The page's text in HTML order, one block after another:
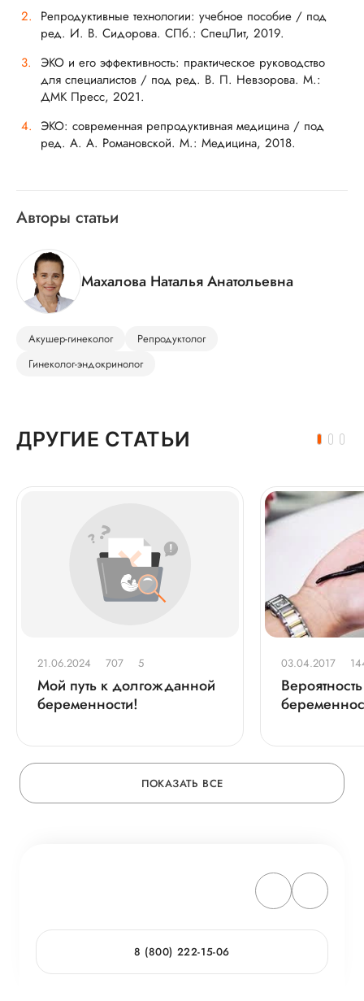
Репродуктивные технологии: учебное пособие / под
ред. И. В. Сидорова. СПб.: СпецЛит, 2019.
ЭКО и его эффективность: практическое руководство
для специалистов / под ред. В. П. Невзорова. М.:
ДМК Пресс, 2021.
ЭКО: современная репродуктивная медицина / под
ред. А. А. Романовской. М.: Медицина, 2018.
Авторы статьи
Махалова Наталья Анатольевна
Акушер-гинеколог
Репродуктолог
Гинеколог-эндокринолог
ДРУГИЕ СТАТЬИ
21.06.2024 707 5
Мой путь к долгожданной
беременности!
03.04.2017
ПОКАЗАТЬ ВСЕ
8 (800) 222-15-06